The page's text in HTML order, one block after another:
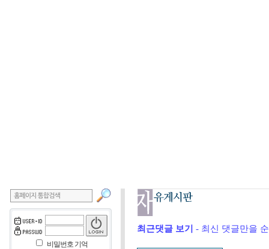
비밀번호 기억
최근댓글 보기 - 최신 댓글만을